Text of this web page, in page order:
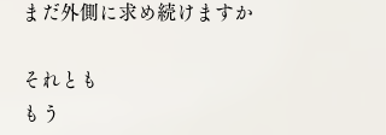
まだ外側に求め続けますか
それとも
もう